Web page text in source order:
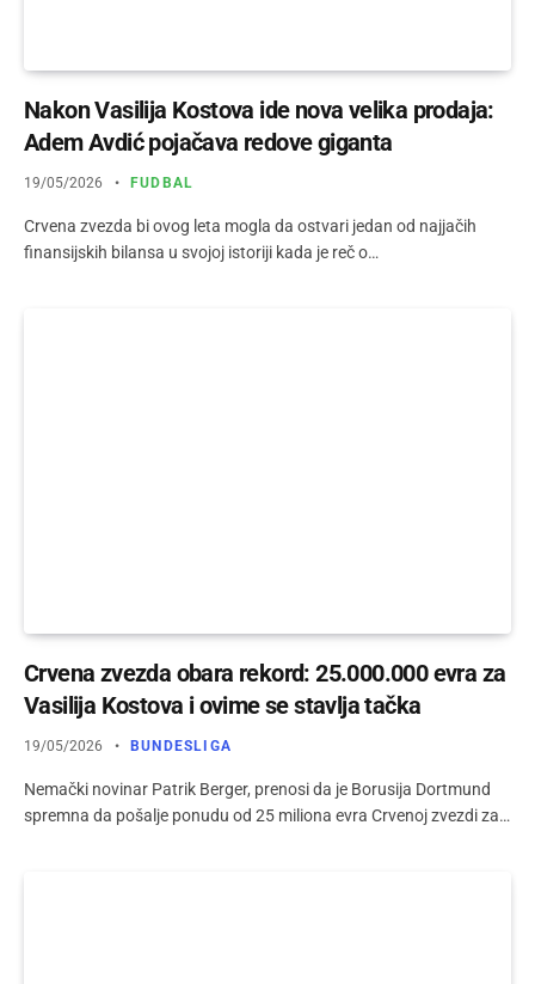
Nakon Vasilija Kostova ide nova velika prodaja:
Adem Avdić pojačava redove giganta
19/05/2026 FUDBAL
Crvena zvezda bi ovog leta mogla da ostvari jedan od najjačih
finansijskih bilansa u svojoj istoriji kada je reč o…
Crvena zvezda obara rekord: 25.000.000 evra za
Vasilija Kostova i ovime se stavlja tačka
19/05/2026 BUNDESLIGA
Nemački novinar Patrik Berger, prenosi da je Borusija Dortmund
spremna da pošalje ponudu od 25 miliona evra Crvenoj zvezdi za…